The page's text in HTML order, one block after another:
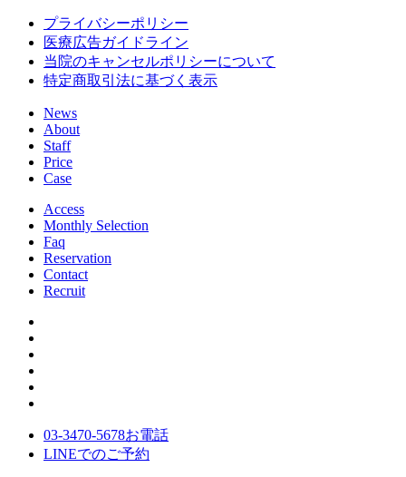
プライバシーポリシー
医療広告ガイドライン
当院のキャンセルポリシーについて
特定商取引法に基づく表示
News
About
Staff
Price
Case
Access
Monthly Selection
Faq
Reservation
Contact
Recruit
03-3470-5678お電話
LINEでのご予約